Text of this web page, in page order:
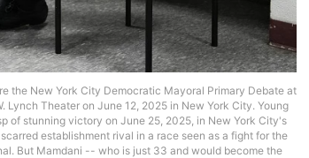
the New York City Democratic Mayoral Primary Debate at
Theater on June 12, 2025 in New York City. Young
of stunning victory on June 25, 2025, in New York City's
establishment rival in a race seen as a fight for the
But Mamdani -- who is just 33 and would become the